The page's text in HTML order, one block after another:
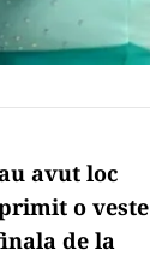
avut loc
o veste
de la